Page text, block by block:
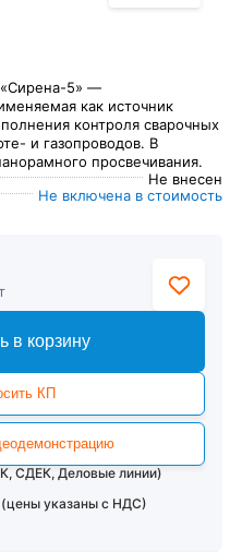
5» —
как источник
контроля сварочных
и газопроводов. В
просвечивания.
Не внесен
Не включена в стоимость
в корзину
КП
СДЕК, Деловые линии)
(цены указаны с НДС)